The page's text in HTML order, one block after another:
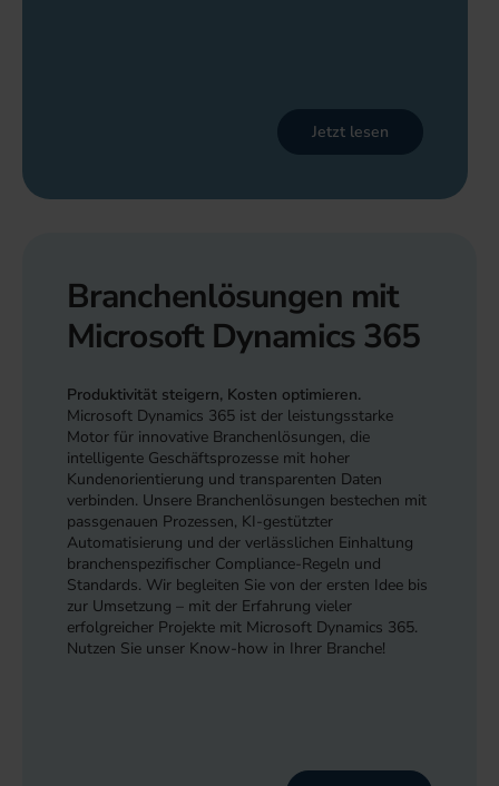
Jetzt lesen
Branchenlösungen mit
Microsoft Dynamics 365
Produktivität steigern, Kosten optimieren.
Microsoft Dynamics 365 ist der leistungsstarke
Motor für innovative Branchenlösungen, die
intelligente Geschäftsprozesse mit hoher
Kundenorientierung und transparenten Daten
verbinden. Unsere Branchenlösungen bestechen mit
passgenauen Prozessen, KI-gestützter
Automatisierung und der verlässlichen Einhaltung
branchenspezifischer Compliance-Regeln und
Standards. Wir begleiten Sie von der ersten Idee bis
zur Umsetzung – mit der Erfahrung vieler
erfolgreicher Projekte mit Microsoft Dynamics 365.
Nutzen Sie unser Know-how in Ihrer Branche!